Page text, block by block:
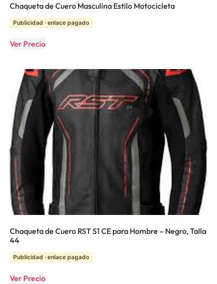
Chaqueta de Cuero Masculina Estilo Motocicleta
Publicidad · enlace pagado
Ver Precio
Chaqueta de Cuero RST S1 CE para Hombre – Negro, Talla
44
Publicidad · enlace pagado
Ver Precio